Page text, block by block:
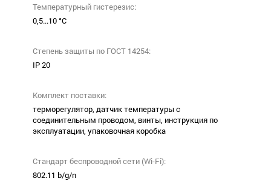
Температурный гистерезис:
0,5...10 °С
Степень защиты по ГОСТ 14254:
ІР 20
Комплект поставки:
терморегулятор, датчик температуры с
соединительным проводом, винты, инструкция по
эксплуатации, упаковочная коробка
Стандарт беспроводной сети (Wi-Fi):
802.11 b/g/n